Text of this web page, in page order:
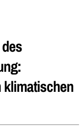
klimatischen